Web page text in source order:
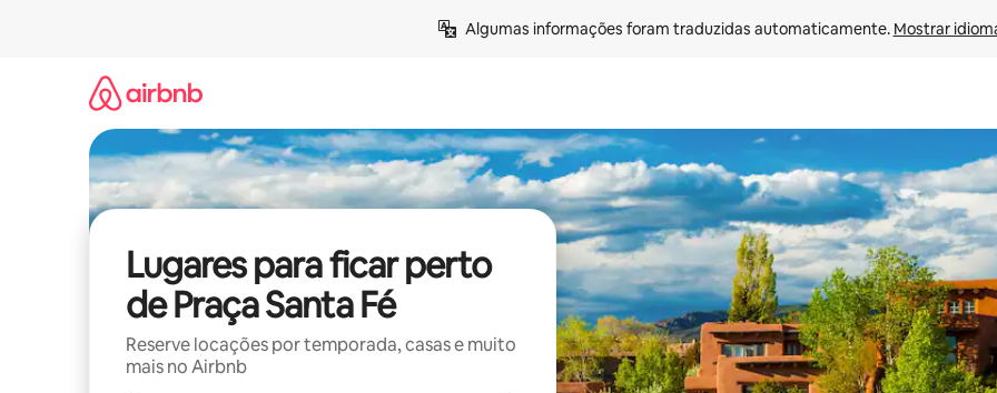
Algumas informações foram traduzidas automaticamente. Mostrar
Lugares para ficar perto
de Praça Santa Fé
Reserve locações por temporada, casas e muito
mais no Airbnb